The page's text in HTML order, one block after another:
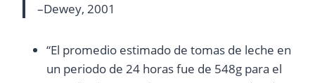
–Dewey, 2001
“El promedio estimado de tomas de leche en
un periodo de 24 horas fue de 548g para el